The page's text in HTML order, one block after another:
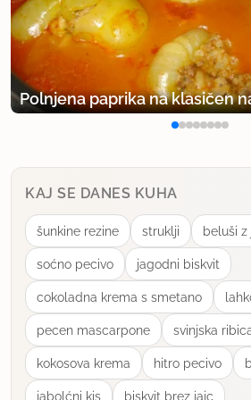
Polnjena paprika na klasičen
KAJ SE DANES KUHA
šunkine rezine struklji beluši z
soćno pecivo jagodni biskvit
cokoladna krema s smetano
pecen mascarpone svinjska
kokosova krema hitro pecivo
jabolćni kis biskvit brez jajc